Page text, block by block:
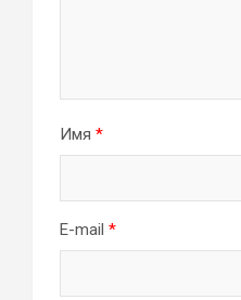
Имя *
E-mail *